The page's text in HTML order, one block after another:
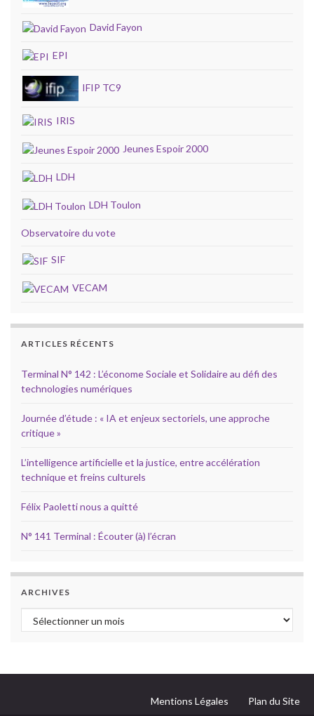
David Fayon
EPI
IFIP TC9
IRIS
Jeunes Espoir 2000
LDH
LDH Toulon
Observatoire du vote
SIF
VECAM
ARTICLES RÉCENTS
Terminal N° 142 : L’économe Sociale et Solidaire au défi des
technologies numériques
Journée d’étude : « IA et enjeux sectoriels, une approche
critique »
L’intelligence artificielle et la justice, entre accélération
technique et freins culturels
Félix Paoletti nous a quitté
N° 141 Terminal : Écouter (à) l’écran
ARCHIVES
Archives
Mentions Légales Plan du Site